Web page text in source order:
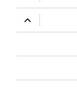
הצג
תפריט